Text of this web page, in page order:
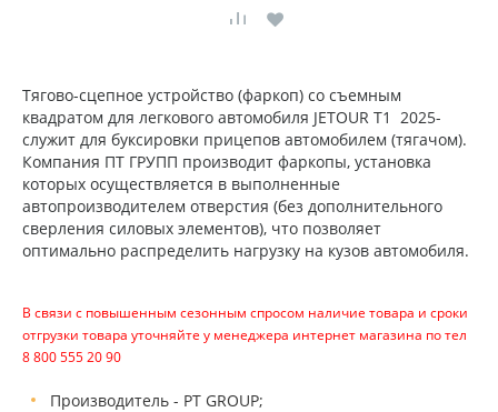
Тягово-сцепное устройство (фаркоп) со съемным
квадратом для легкового автомобиля JETOUR T1 2025-
служит для буксировки прицепов автомобилем (тягачом).
Компания ПТ ГРУПП производит фаркопы, установка
которых осуществляется в выполненные
автопроизводителем отверстия (без дополнительного
сверления силовых элементов), что позволяет
оптимально распределить нагрузку на кузов автомобиля.
В связи с повышенным сезонным спросом наличие товара и сроки
отгрузки товара уточняйте у менеджера интернет магазина по тел
8 800 555 20 90
Производитель - PT GROUP;